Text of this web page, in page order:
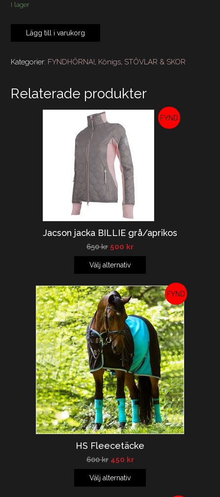
I lager
Königs
Sir
mängd
Lägg till i varukorg
Kategorier: FYNDHÖRNA!, Königs, STÖVLAR & SKOR
Relaterade produkter
Jacson jacka BILLIE grå/aprikos
650kr 500 kr
Välj alternativ
REA!
HS Fleecetäcke
600kr 450 kr
Välj alternativ